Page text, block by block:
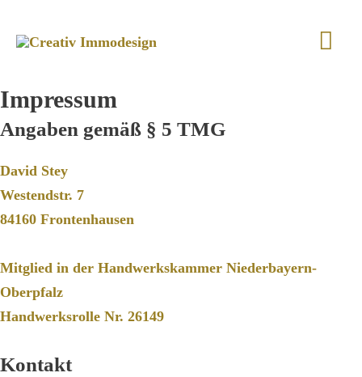
Inhalt
Impressum
Angaben gemäß § 5 TMG
David Stey
Westendstr. 7
84160 Frontenhausen
Mitglied in der Handwerkskammer Niederbayern-
Oberpfalz
Handwerksrolle Nr. 26149
Kontakt